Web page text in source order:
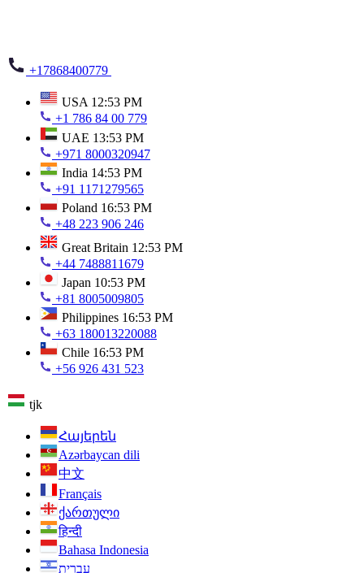
+17868400779
USA 12:53 PM
+1 786 84 00 779
UAE 13:53 PM
+971 8000320947
India 14:53 PM
+91 1171279565
Poland 16:53 PM
+48 223 906 246
Great Britain 12:53 PM
+44 7488811679
Japan 10:53 PM
+81 8005009805
Philippines 16:53 PM
+63 180013220088
Chile 16:53 PM
+56 926 431 523
tjk
Հայերեն
Azərbaycan dili
中文
Français
ქართული
हिन्दी
Bahasa Indonesia
עברית